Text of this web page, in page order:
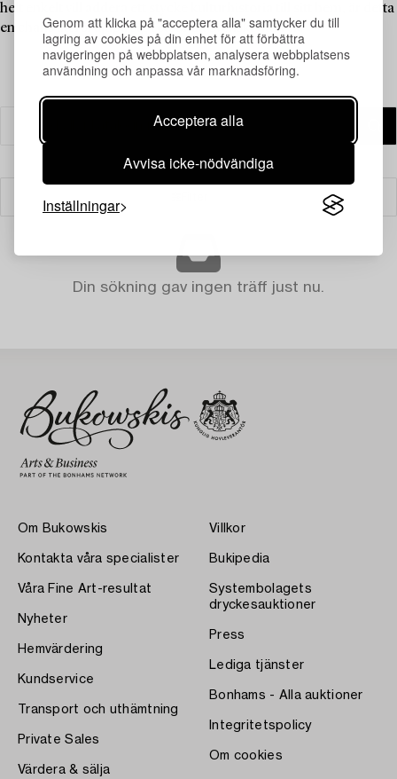
Genom att klicka på "acceptera alla" samtycker du till
lagring av cookies på din enhet för att förbättra
navigeringen på webbplatsen, analysera webbplatsens
användning och anpassa vår marknadsföring.
Acceptera alla
Avvisa icke-nödvändiga
Inställningar
helt enkelt vill addera ett stycke kulturhistoria till sitt hem, är detta
en chans att fördjupa sig i ett unikt svenskt uttryck.
Din sökning gav ingen träff just nu.
Om Bukowskis
Kontakta våra specialister
Våra Fine Art-resultat
Nyheter
Hemvärdering
Kundservice
Transport och uthämtning
Private Sales
Värdera & sälja
Villkor
Bukipedia
Systembolagets
dryckesauktioner
Press
Lediga tjänster
Bonhams - Alla auktioner
Integritetspolicy
Om cookies